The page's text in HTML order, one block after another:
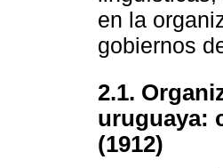
en la
gobiernos
2.1.
uruguaya:
(1912)